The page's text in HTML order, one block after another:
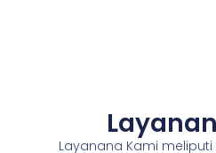
Layanana Kami